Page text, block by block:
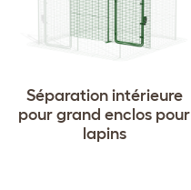
Séparation intérieure
pour grand enclos pour
lapins